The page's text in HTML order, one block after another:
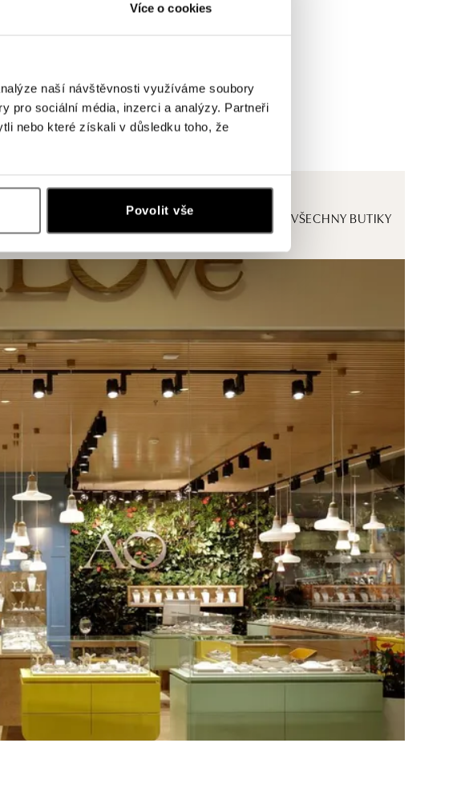
Více o cookies
naší návštěvnosti využíváme soubory
pro sociální média, inzerci a analýzy. Partneři
nebo které získali v důsledku toho, že
Povolit vše ZOBRAZIT VŠECHNY BUTIKY